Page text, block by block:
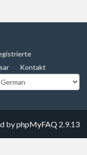
Kontakt
byphpMyFAQ 2.9.13